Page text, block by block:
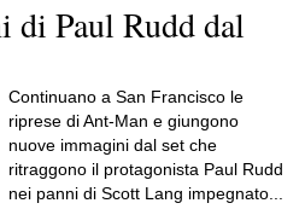
di Paul Rudd dal
Continuano a San Francisco le
riprese di Ant-Man e giungono
nuove immagini dal set che
ritraggono il protagonista Paul Rudd
nei panni di Scott Lang impegnato...